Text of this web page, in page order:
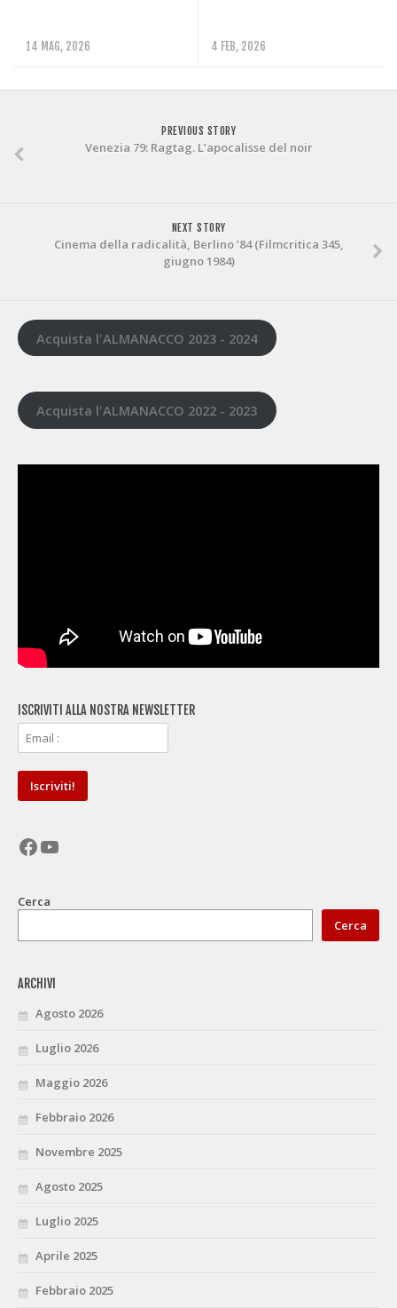
14 MAG, 2026 4 FEB, 2026
PREVIOUS STORY
Venezia 79: Ragtag. L’apocalisse del noir
NEXT STORY
Cinema della radicalità, Berlino ’84 (Filmcritica 345,
giugno 1984)
Acquista l'ALMANACCO 2023 - 2024
Acquista l'ALMANACCO 2022 - 2023
ISCRIVITI ALLA NOSTRA NEWSLETTER
Facebook
YouTube
Cerca
Cerca
ARCHIVI
Agosto 2026
Luglio 2026
Maggio 2026
Febbraio 2026
Novembre 2025
Agosto 2025
Luglio 2025
Aprile 2025
Febbraio 2025